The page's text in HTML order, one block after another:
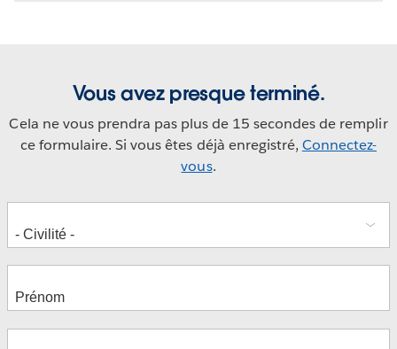
Vous avez presque terminé.
Cela ne vous prendra pas plus de 15 secondes de remplir
ce formulaire. Si vous êtes déjà enregistré, Connectez-
vous.